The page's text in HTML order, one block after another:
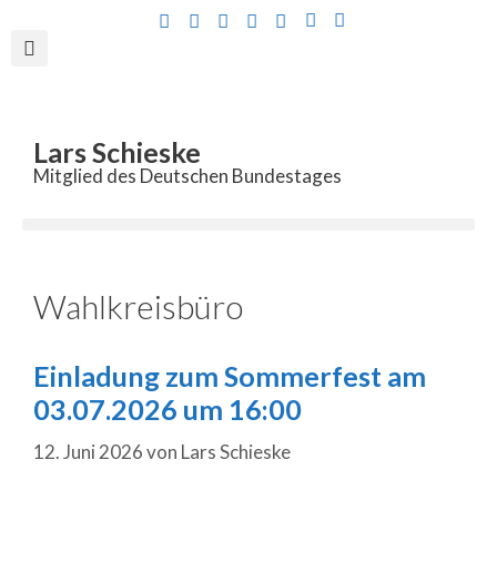
Lars Schieske
Mitglied des Deutschen Bundestages
Wahlkreisbüro
Einladung zum Sommerfest am
03.07.2026 um 16:00
12. Juni 2026von Lars Schieske